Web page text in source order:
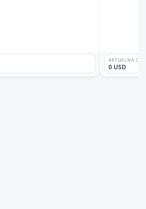
AKTUALNA
0 USD